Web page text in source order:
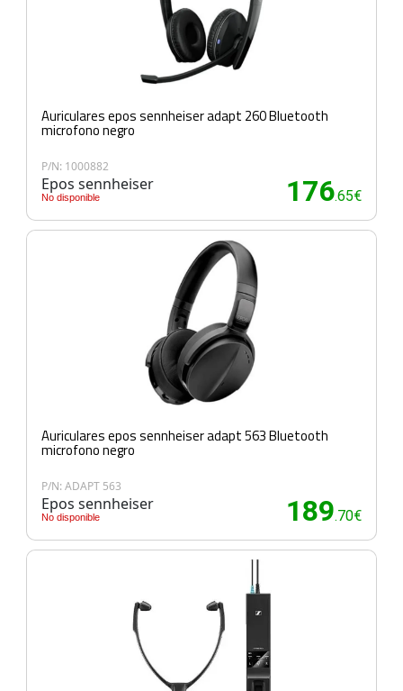
Auriculares epos sennheiser adapt 260 Bluetooth
microfono negro
P/N: 1000882
Epos sennheiser
No disponible 176.65€
Auriculares epos sennheiser adapt 563 Bluetooth
microfono negro
P/N: ADAPT 563
Epos sennheiser
No disponible 189.70€